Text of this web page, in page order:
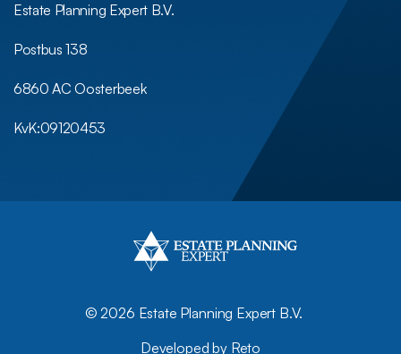
Estate Planning Expert B.V.
Postbus 138
6860 AC Oosterbeek
KvK:09120453
©2026 Estate Planning Expert B.V.
Developed by Reto